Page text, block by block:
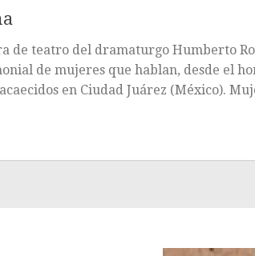
de teatro del dramaturgo Humberto
de mujeres que hablan, desde el
en Ciudad Juárez (México).